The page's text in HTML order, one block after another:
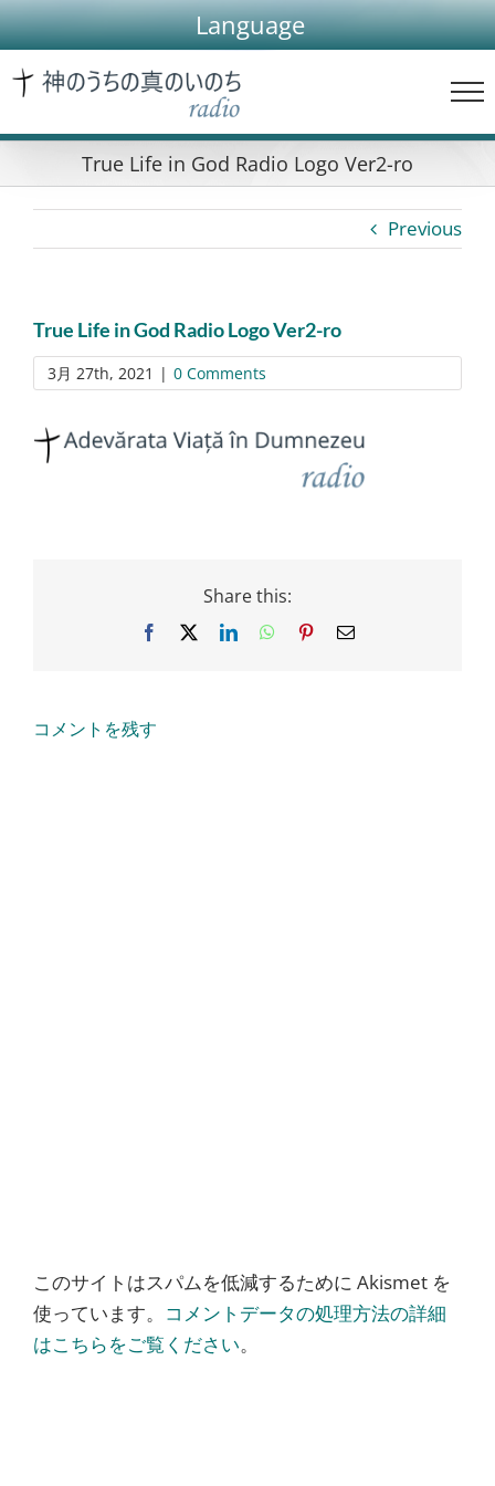
Skip
to
content
Language
True Life in God Radio Logo Ver2-ro
Previous
True Life in God Radio Logo Ver2-ro
3月 27th, 2021 | 0 Comments
Share this:
Facebook LinkedInWhatsApp
PinterestEmail
コメントを残す
このサイトはスパムを低減するために Akismet を
使っています。 コメントデータの処理方法の詳細
はこちらをご覧ください。